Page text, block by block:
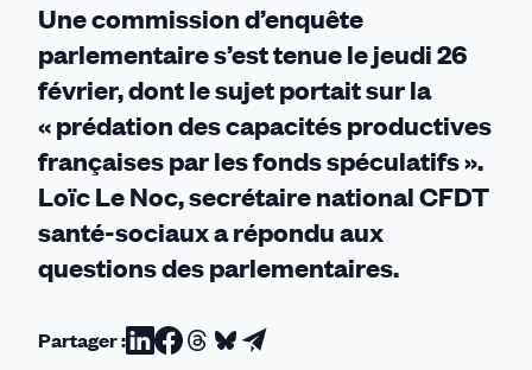
Une commission d’enquête
parlementaire s’est tenue le jeudi 26
février, dont le sujet portait sur la
« prédation des capacités productives
françaises par les fonds spéculatifs ».
Loïc Le Noc, secrétaire national CFDT
santé-sociaux a répondu aux
questions des parlementaires.
Partager :Partager
Partager
Partager
Partager
Partager